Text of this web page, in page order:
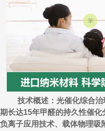
技术概述：光催化综合治
期长达15年甲醛的持久性催化
负离子应用技术、载体物理吸